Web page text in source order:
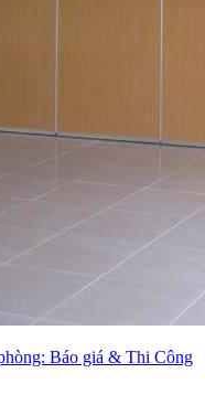
Báo giá & Thi Công